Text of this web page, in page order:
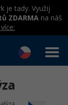
je tady. Využij
ZDARMAna náš